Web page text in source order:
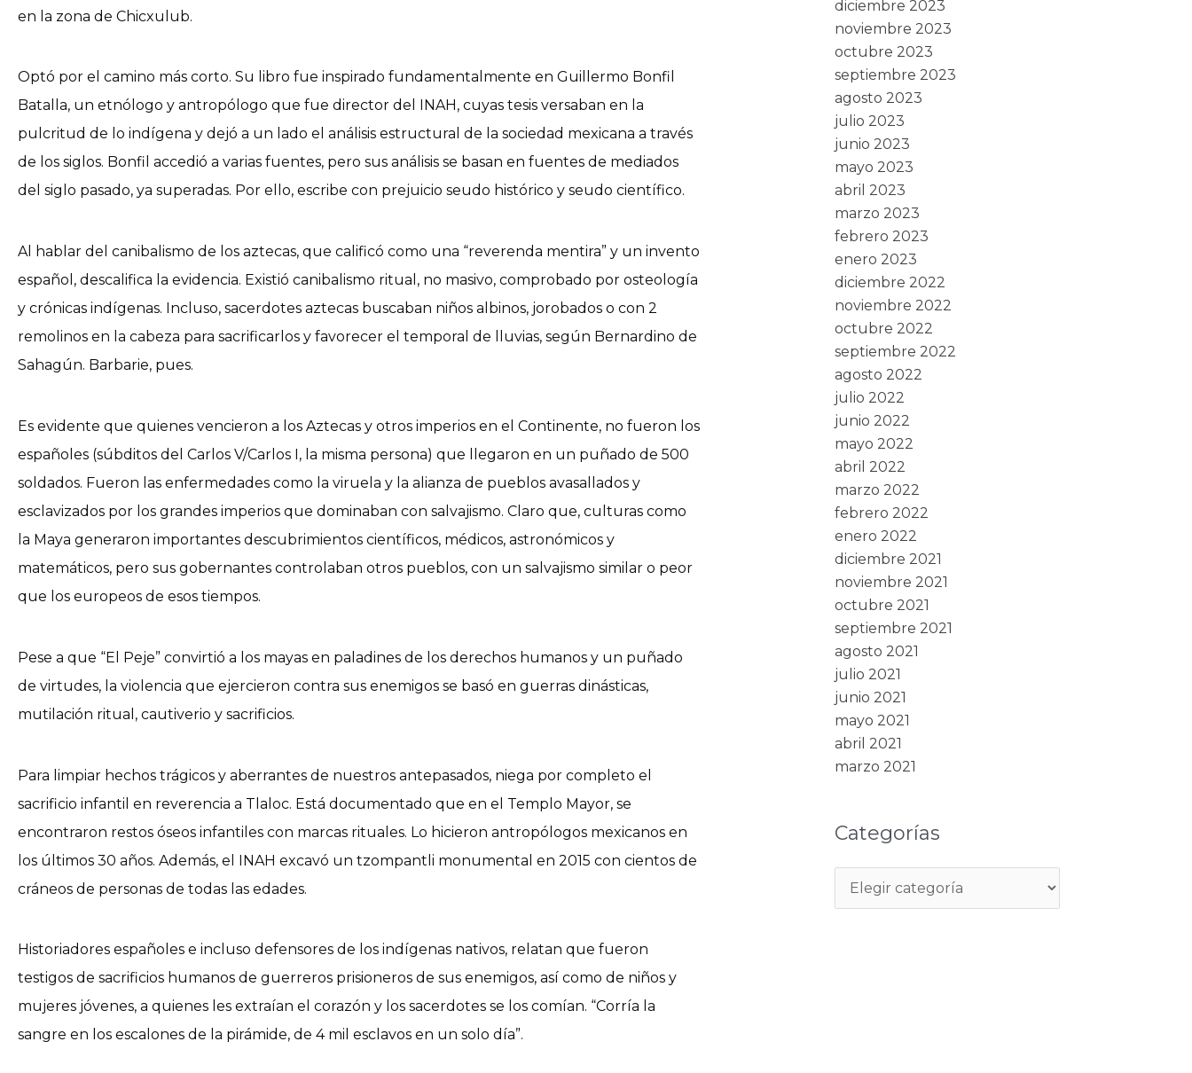
en la zona de Chicxulub.
Optó por el camino más corto. Su libro fue inspirado fundamentalmente en Guillermo Bonfil
Batalla, un etnólogo y antropólogo que fue director del INAH, cuyas tesis versaban en la
pulcritud de lo indígena y dejó a un lado el análisis estructural de la sociedad mexicana a través
de los siglos. Bonfil accedió a varias fuentes, pero sus análisis se basan en fuentes de mediados
del siglo pasado, ya superadas. Por ello, escribe con prejuicio seudo histórico y seudo científico.
Al hablar del canibalismo de los aztecas, que calificó como una “reverenda mentira” y un invento
español, descalifica la evidencia. Existió canibalismo ritual, no masivo, comprobado por osteología
y crónicas indígenas. Incluso, sacerdotes aztecas buscaban niños albinos, jorobados o con 2
remolinos en la cabeza para sacrificarlos y favorecer el temporal de lluvias, según Bernardino de
Sahagún. Barbarie, pues.
Es evidente que quienes vencieron a los Aztecas y otros imperios en el Continente, no fueron los
españoles (súbditos del Carlos V/Carlos I, la misma persona) que llegaron en un puñado de 500
soldados. Fueron las enfermedades como la viruela y la alianza de pueblos avasallados y
esclavizados por los grandes imperios que dominaban con salvajismo. Claro que, culturas como
la Maya generaron importantes descubrimientos científicos, médicos, astronómicos y
matemáticos, pero sus gobernantes controlaban otros pueblos, con un salvajismo similar o peor
que los europeos de esos tiempos.
Pese a que “El Peje” convirtió a los mayas en paladines de los derechos humanos y un puñado
de virtudes, la violencia que ejercieron contra sus enemigos se basó en guerras dinásticas,
mutilación ritual, cautiverio y sacrificios.
Para limpiar hechos trágicos y aberrantes de nuestros antepasados, niega por completo el
sacrificio infantil en reverencia a Tlaloc. Está documentado que en el Templo Mayor, se
encontraron restos óseos infantiles con marcas rituales. Lo hicieron antropólogos mexicanos en
los últimos 30 años. Además, el INAH excavó un tzompantli monumental en 2015 con cientos de
cráneos de personas de todas las edades.
Historiadores españoles e incluso defensores de los indígenas nativos, relatan que fueron
testigos de sacrificios humanos de guerreros prisioneros de sus enemigos, así como de niños y
mujeres jóvenes, a quienes les extraían el corazón y los sacerdotes se los comían. “Corría la
sangre en los escalones de la pirámide, de 4 mil esclavos en un solo día”.
diciembre 2023
noviembre 2023
octubre 2023
septiembre 2023
agosto 2023
julio 2023
junio 2023
mayo 2023
abril 2023
marzo 2023
febrero 2023
enero 2023
diciembre 2022
noviembre 2022
octubre 2022
septiembre 2022
agosto 2022
julio 2022
junio 2022
mayo 2022
abril 2022
marzo 2022
febrero 2022
enero 2022
diciembre 2021
noviembre 2021
octubre 2021
septiembre 2021
agosto 2021
julio 2021
junio 2021
mayo 2021
abril 2021
marzo 2021
Categorías